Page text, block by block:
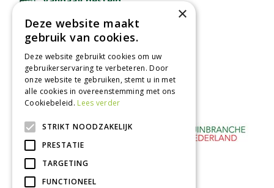
Afhalen in tuincentrum
Betaal veilig
met iDeal - Wero
×
Deze website maakt
gebruik van cookies.
Deze website gebruikt cookies om uw
gebruikerservaring te verbeteren. Door
onze website te gebruiken, stemt u in met
alle cookies in overeenstemming met ons
Cookiebeleid. Lees verder
STRIKT NOODZAKELIJK
PRESTATIE
TARGETING
FUNCTIONEEL